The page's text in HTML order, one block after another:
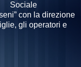
Sociale
con la direzione
gli operatori e